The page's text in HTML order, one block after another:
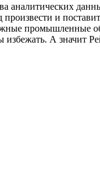
аналитических
и
промышленные
А значит